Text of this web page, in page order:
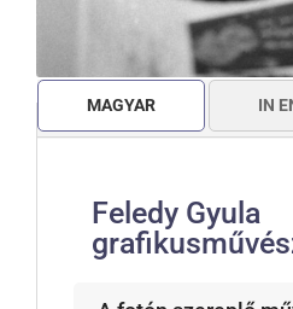
MAGYAR IN
Feledy Gyula